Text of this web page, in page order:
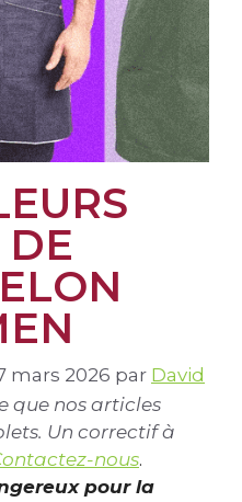
mars 2026 par David
que nos articles
Un correctif à
nous.
pour la